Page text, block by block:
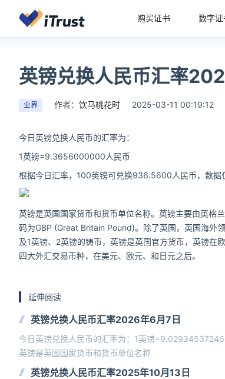
购买证书 数字证
英镑兑换人民币汇率
业界 作者： 饮马桃花时 2025-03-11 00:19:12
今日英镑兑换人民币的汇率为：
1英镑=9.3656000000人民币
根据今日汇率，100英镑可兑换936.5600人民币，数据
英镑是英国国家货币和货币单位名称。英镑主要由英格
码为GBP (Great Britain Pound)。除了英国，英国海外
及1英镑、2英镑的铸币，英镑是英国官方货币，英镑在
四大外汇交易币种，在美元、欧元、和日元之后。
延伸阅读
英镑兑换人民币汇率2026年6月7日
今日英镑兑换人民币的汇率为：1英镑
英镑是英国国家货币和货币单位名称
英镑兑换人民币汇率2025年10月13日